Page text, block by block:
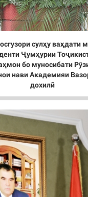
сулҳу ваҳдати
Ҷумҳурии
бо муносибати
нави Академияи
дохилӣ